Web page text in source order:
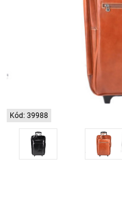
Kód: 39988